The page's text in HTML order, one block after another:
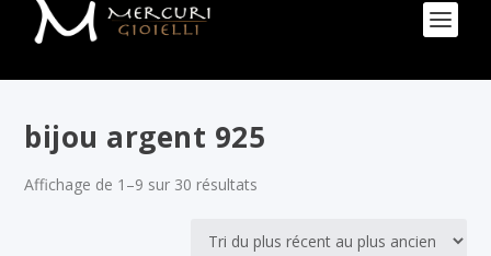
bijou argent 925
Affichage de 1–9 sur 30 résultats